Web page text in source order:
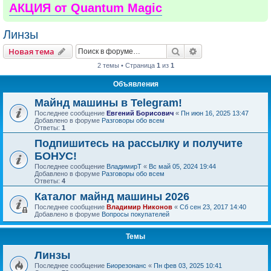
АКЦИЯ от Quantum Magic
Линзы
Новая тема Поиск
2 темы • Страница 1 из 1
Объявления
Майнд машины в Telegram!
Последнее сообщение Евгений Борисович « Пн июн 16, 2025 13:47
Добавлено в форуме Разговоры обо всем
Ответы: 1
Подпишитесь на рассылку и получите
БОНУС!
Последнее сообщение ВладимирТ « Вс май 05, 2024 19:44
Добавлено в форуме Разговоры обо всем
Ответы: 4
Каталог майнд машины 2026
Последнее сообщение Владимир Никонов « Сб сен 23, 2017 14:40
Добавлено в форуме Вопросы покупателей
Темы
Линзы
Последнее сообщение Биорезонанс « Пн фев 03, 2025 10:41